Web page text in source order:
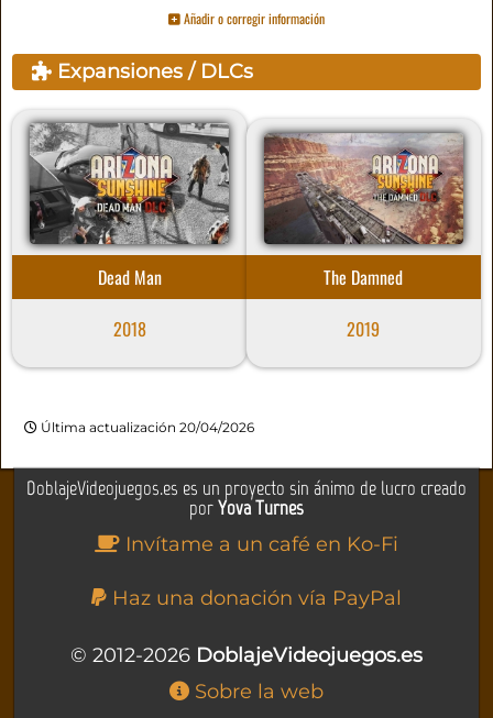
Añadir o corregir información
Expansiones / DLCs
Dead Man
2018
The Damned
2019
Última actualización 20/04/2026
DoblajeVideojuegos.es es un proyecto sin ánimo de lucro creado
porYova Turnes
Invítame a un café en Ko-Fi
Haz una donación vía PayPal
© 2012-2026 DoblajeVideojuegos.es
Sobre la web